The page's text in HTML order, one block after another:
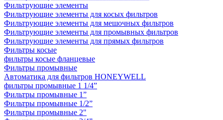
Фильтрующие элементы
Фильтрующие элементы для косых фильтров
Фильтрующие элементы для мешочных фильтров
Фильтрующие элементы для промывных фильтров
Фильтрующие элементы для прямых фильтров
Фильтры косые
фильтры косые фланцевые
Фильтры промывные
Автоматика для фильтров HONEYWELL
фильтры промывные 1 1/4”
Фильтры промывные 1”
Фильтры промывные 1/2”
Фильтры промывные 2"